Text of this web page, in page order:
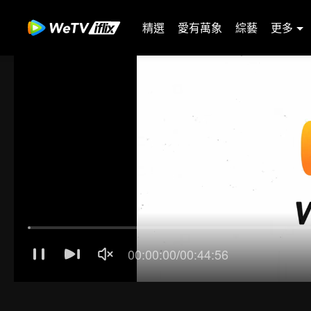
精選 愛有萬象 綜藝 更多